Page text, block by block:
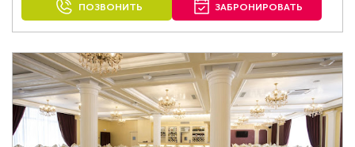
ПОЗВОНИТЬ ЗАБРОНИРОВАТЬ